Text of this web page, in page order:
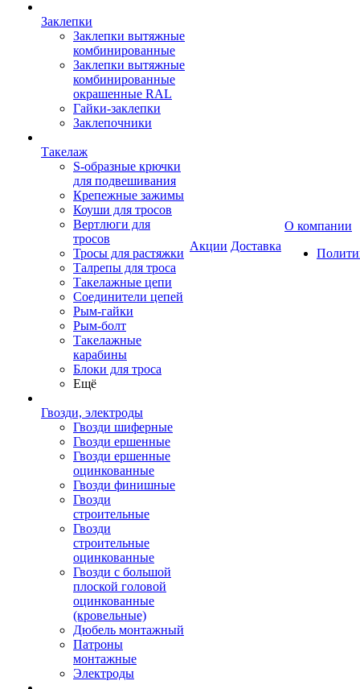
Заклепки
Заклепки вытяжные
комбинированные
Заклепки вытяжные
комбинированные
окрашенные RAL
Гайки-заклепки
Заклепочники
Такелаж
S-образные крючки
для подвешивания
Крепежные зажимы
Коуши для тросов
Вертлюги для
тросов
Тросы для растяжки
Талрепы для троса
Такелажные цепи
Соединители цепей
Рым-гайки
Рым-болт
Такелажные
карабины
Блоки для троса
Ещё
Гвозди, электроды
Гвозди шиферные
Гвозди ершенные
Гвозди ершенные
оцинкованные
Гвозди финишные
Гвозди
строительные
Гвозди
строительные
оцинкованные
Гвозди с большой
плоской головой
оцинкованные
(кровельные)
Дюбель монтажный
Патроны
монтажные
Электроды
Акции Доставка
О компании